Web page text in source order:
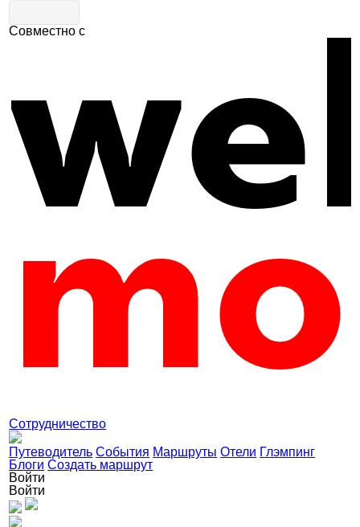
Совместно с
Сотрудничество
Путеводитель События Маршруты Отели Глэмпинг
Блоги Создать маршрут
Войти
Войти
Главная |Путеводитель
Гастрономия
Кафе «Ландау»